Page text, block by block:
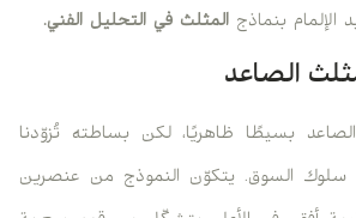
بنماذج المثلث في التحليل الفني.
الصاعد
بسيطًا ظاهريًا، لكن بساطته تُزوّدنا
السوق. يتكوّن النموذج من عنصرين